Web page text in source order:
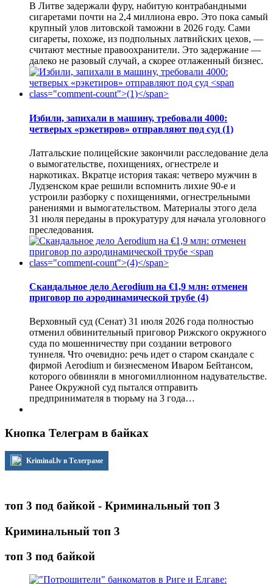
В Литве задержали фуру, набитую контрабандными
сигаретами почти на 2,4 миллиона евро. Это пока самый
крупный улов литовской таможни в 2026 году. Сами
сигареты, похоже, из подпольных латвийских цехов, —
считают местные правоохранители. Это задержание —
далеко не разовый случай, а скорее отлаженный бизнес.
Избили, запихали в машину, требовали 4000:
четверых «рэкетиров» отправляют под суд (1)
Латгальские полицейские закончили расследование дела
о вымогательстве, похищениях, огнестреле и
наркотиках. Вкратце история такая: четверо мужчин в
Лудзенском крае решили вспомнить лихие 90-е и
устроили разборку с похищениями, огнестрельными
ранениями и вымогательством. Материалы этого дела
31 июля переданы в прокуратуру для начала уголовного
преследования.
Скандальное дело Aerodium на €1,9 млн: отменен
приговор по аэродинамической трубе (4)
Верховный суд (Сенат) 31 июля 2026 года полностью
отменил обвинительный приговор Рижского окружного
суда по мошенничеству при создании ветрового
туннеля. Что очевидно: речь идет о старом скандале с
фирмой Aerodium и бизнесменом Иваром Бейтансом,
которого обвиняли в многомиллионном надувательстве.
Ранее Окружной суд пытался отправить
предпринимателя в тюрьму на 3 года…
Кнопка Телеграм в байках
Kriminal.lv в Телеграме
топ 3 под байкой - Криминальный топ 3
Криминальный топ 3
топ 3 под байкой